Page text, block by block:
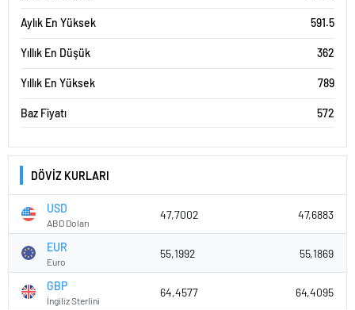
Aylık En Yüksek 591.5
Yıllık En Düşük 362
Yıllık En Yüksek 789
Baz Fiyatı 572
DÖVİZ KURLARI
USD
ABD Doları
47,7002 47,6883
EUR
Euro
55,1992 55,1869
GBP
İngiliz Sterlini
64,4577 64,4095